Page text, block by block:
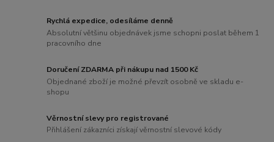
Rychlá expedice, odesíláme denně
Absolutní většinu objednávek jsme schopni poslat během 1
pracovního dne
Doručení ZDARMA při nákupu nad 1500 Kč
Objednané zboží je možné převzít osobně ve skladu e-
shopu
Věrnostní slevy pro registrované
Přihlášení zákazníci získají věrnostní slevové kódy